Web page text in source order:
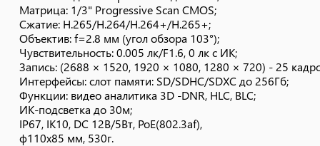
Матрица: 1/3" Progressive Scan CMOS;
Сжатие: H.265/H.264/H.264+/H.265+;
Объектив: f=2.8 мм (угол обзора 103°);
Чувствительность: 0.005 лк/F1.6, 0 лк с ИК;
Запись: (2688 × 1520, 1920 × 1080, 1280 × 720) - 25
Интерфейсы: cлот памяти: SD/SDHC/SDXC до 256Гб;
Функции: видео аналитика 3D -DNR, HLC, BLC;
ИК-подсветка до 30м;
IP67, IK10, DC 12В/5Вт, PoE(802.3af),
ф110x85 мм, 530г.